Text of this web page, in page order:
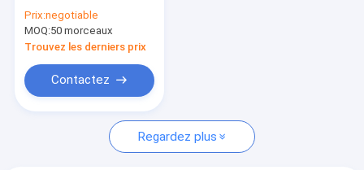
Prix:negotiable
MOQ:50 morceaux
Trouvez les derniers prix
Contactez
Regardez plus